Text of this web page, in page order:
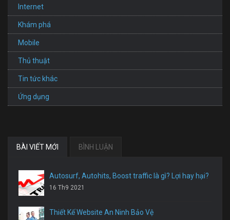
Internet
Khám phá
Mobile
Thủ thuật
Tin tức khác
Ứng dụng
BÀI VIẾT MỚI BÌNH LUẬN
Autosurf, Autohits, Boost traffic là gì? Lợi hay hại?
16 Th9 2021
Thiết Kế Website An Ninh Bảo Vệ